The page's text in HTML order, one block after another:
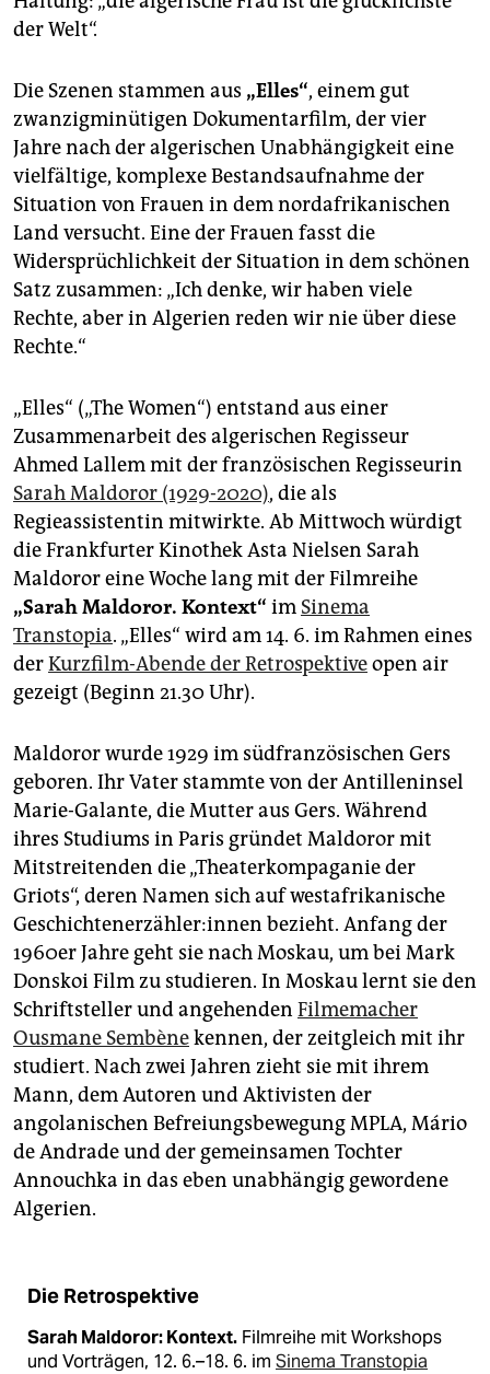
der Welt“.
Die Szenen stammen aus „Elles“, einem gut
zwanzigminütigen Dokumentarfilm, der vier
Jahre nach der algerischen Unabhängigkeit eine
vielfältige, komplexe Bestandsaufnahme der
Situation von Frauen in dem nordafrikanischen
Land versucht. Eine der Frauen fasst die
Widersprüchlichkeit der Situation in dem schönen
Satz zusammen: „Ich denke, wir haben viele
Rechte, aber in Algerien reden wir nie über diese
Rechte.“
„Elles“ („The Women“) entstand aus einer
Zusammenarbeit des algerischen Regisseur
Ahmed Lallem mit der französischen Regisseurin
Sarah Maldoror (1929-2020), die als
Regieassistentin mitwirkte. Ab Mittwoch würdigt
die Frankfurter Kinothek Asta Nielsen Sarah
Maldoror eine Woche lang mit der Filmreihe
„Sarah Maldoror. Kontext“ im Sinema
Transtopia. „Elles“ wird am 14. 6. im Rahmen eines
derKurzfilm-Abende der Retrospektiveopen air
gezeigt (Beginn 21.30 Uhr).
Maldoror wurde 1929 im südfranzösischen Gers
geboren. Ihr Vater stammte von der Antilleninsel
Marie-Galante, die Mutter aus Gers. Während
ihres Studiums in Paris gründet Maldoror mit
Mitstreitenden die „Theaterkompaganie der
Griots“, deren Namen sich auf westafrikanische
Ge­schich­ten­er­zäh­le­r:in­nen bezieht. Anfang der
1960er Jahre geht sie nach Moskau, um bei Mark
Donskoi Film zu studieren. In Moskau lernt sie den
Schriftsteller und angehenden Filmemacher
Ousmane Sembènekennen, der zeitgleich mit ihr
studiert. Nach zwei Jahren zieht sie mit ihrem
Mann, dem Autoren und Aktivisten der
angolanischen Befreiungsbewegung MPLA, Mário
de Andrade und der gemeinsamen Tochter
Annouchka in das eben unabhängig gewordene
Algerien.
Die Retrospektive
Sarah Maldoror: Kontext. Filmreihe mit Workshops
und Vorträgen, 12. 6.–18. 6. im Sinema Transtopia